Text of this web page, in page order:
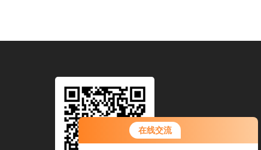
在线交流
您好！欢迎前来咨询，很高兴为您
服务，请问您要咨询什么问题呢？